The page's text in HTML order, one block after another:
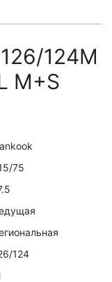
124M
M+S
75
124